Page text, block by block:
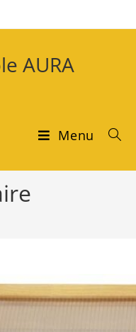
AURA
Menu